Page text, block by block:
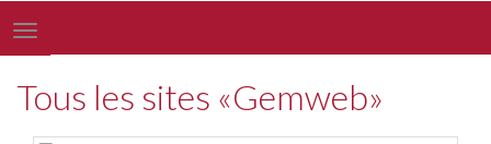
Toggle
navigation
Tous les sites «Gemweb»